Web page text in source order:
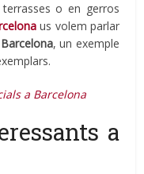
o en gerros
us volem parlar
, un exemple
a Barcelona
a